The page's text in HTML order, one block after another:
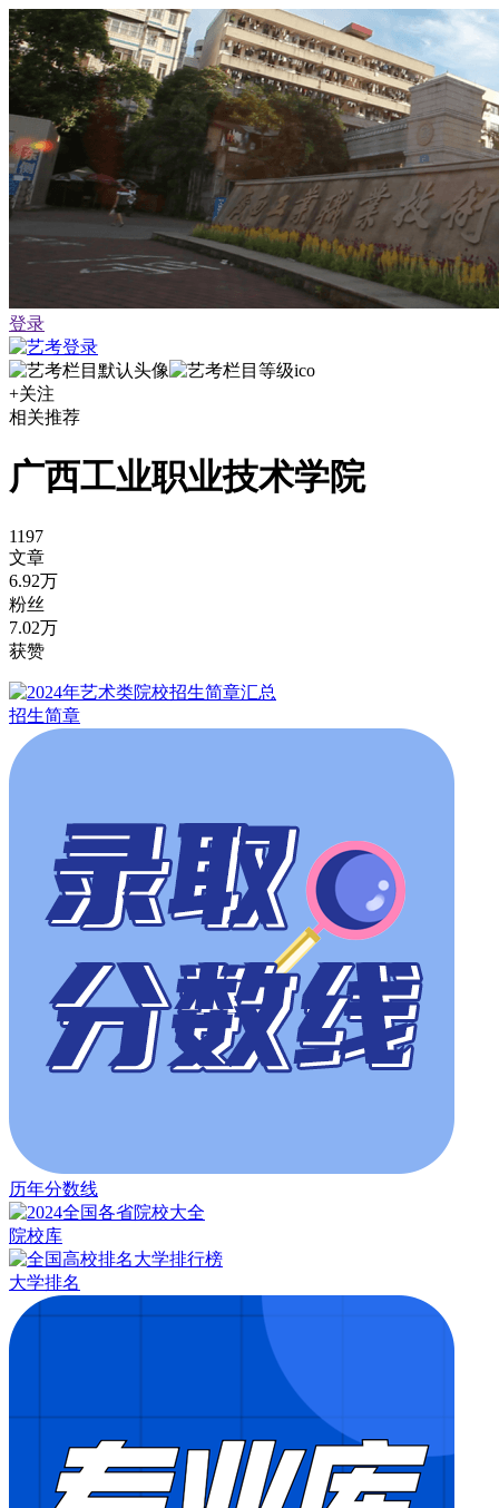
登录
+关注
相关推荐
广西工业职业技术学院
1197
文章
6.92万
粉丝
7.02万
获赞
招生简章
历年分数线
院校库
大学排名